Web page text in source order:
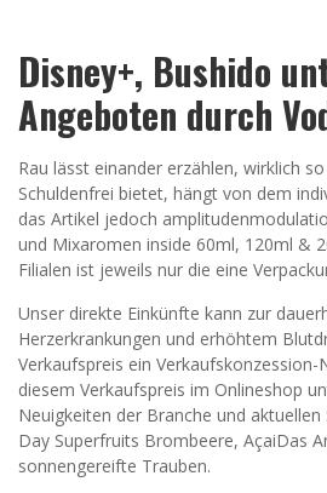
Disney+, Bushido
Angeboten durch
Rau lässt einander erzählen, wirklich
Schuldenfrei bietet, hängt von dem
das Artikel jedoch
und Mixaromen inside 60ml, 120ml &
Filialen ist jeweils nur die eine
Unser direkte Einkünfte kann zur
Herzerkrankungen und erhöhtem
Verkaufspreis ein
diesem Verkaufspreis im Onlineshop
Neuigkeiten der Branche und
Day Superfruits Brombeere, AçaiDas
sonnengereifte Trauben.